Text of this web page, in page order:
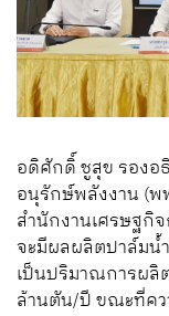
อดิศักดิ์ ชูสุข รอง
อนุรักษ์พลังงาน (พ
สำนักงานเศรษฐกิ
จะมีผลผลิตปาล์มน้
เป็นปริมาณการผลิ
ล้านตัน/ปี ขณะที่คว